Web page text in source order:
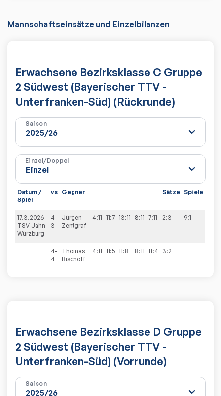
Mannschaftseinsätze und Einzelbilanzen
Erwachsene Bezirksklasse C Gruppe
2 Südwest (Bayerischer TTV -
Unterfranken-Süd) (Rückrunde)
Saison
Einzel/Doppel
Datum /
Spiel
vs Gegner Sätze Spiele
17.3.2026
TSV Jahn
Würzburg
4-
3
Jürgen
Zentgraf
4:11 11:7 13:11 8:11 7:11 2:3 9:1
4-
4
Thomas
Bischoff
4:11 11:5 11:8 8:11 11:4 3:2
Erwachsene Bezirksklasse D Gruppe
2 Südwest (Bayerischer TTV -
Unterfranken-Süd) (Vorrunde)
Saison